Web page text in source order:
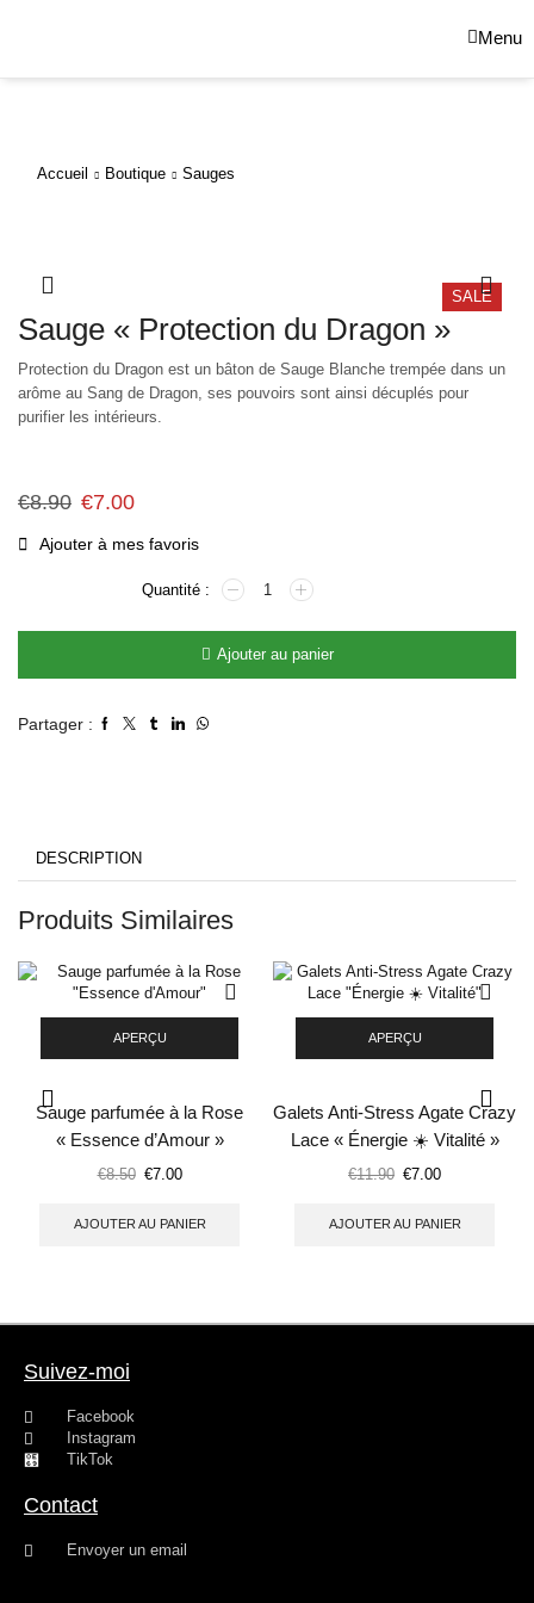
Menu
Accueil Boutique Sauges
SALE
Sauge « Protection du Dragon »
Protection du Dragon est un bâton de Sauge Blanche trempée dans un
arôme au Sang de Dragon, ses pouvoirs sont ainsi décuplés pour
purifier les intérieurs.
€8.90 €7.00
Ajouter à mes favoris
Ajouter au panier
Partager :
DESCRIPTION
Produits Similaires
APERÇU
Sauge parfumée à la Rose
« Essence d’Amour »
€8.50 €7.00
AJOUTER AU PANIER
APERÇU
Galets Anti-Stress Agate Crazy
Lace « Énergie ☀️ Vitalité »
€11.90 €7.00
AJOUTER AU PANIER
Suivez-moi
Facebook
Instagram
TikTok
Contact
Envoyer un email